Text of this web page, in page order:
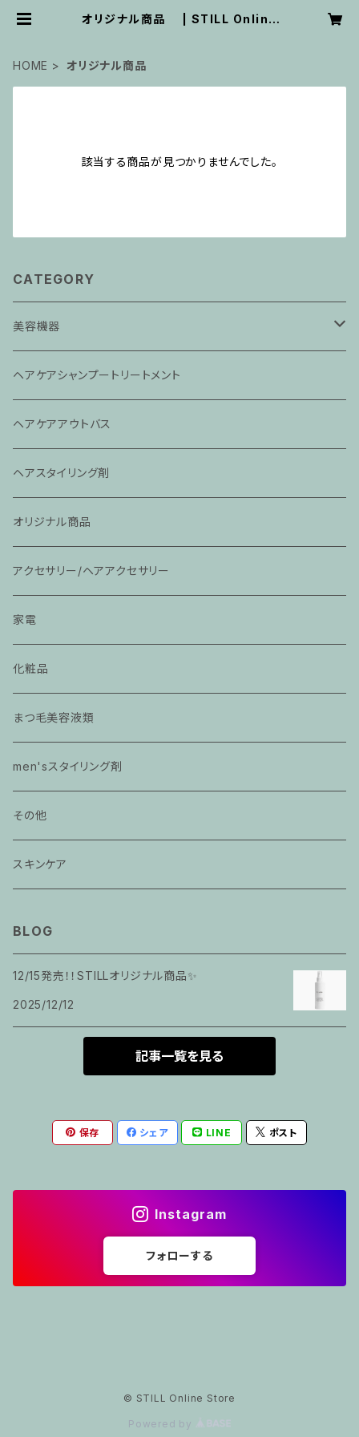
オリジナル商品 | STILL Online
HOME オリジナル商品
該当する商品が見つかりませんでした。
CATEGORY
美容機器
ドライヤー
アイロン
その他
ヘアケアシャンプートリートメント
ヘアケアアウトバス
ヘアスタイリング剤
オリジナル商品
アクセサリー/ヘアアクセサリー
家電
化粧品
まつ毛美容液類
men'sスタイリング剤
その他
スキンケア
BLOG
12/15発売！！STILLオリジナル商品✨
2025/12/12
記事一覧を見る
保存 シェア LINE ポスト
Instagram
フォローする
© STILL Online Store
Powered by